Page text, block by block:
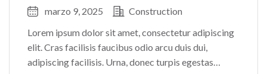
marzo 9, 2025
Construction
Lorem ipsum dolor sit amet, consectetur adipiscing
elit. Cras facilisis faucibus odio arcu duis dui,
adipiscing facilisis. Urna, donec turpis egestas